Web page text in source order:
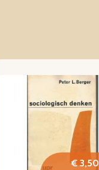
€ 3,50